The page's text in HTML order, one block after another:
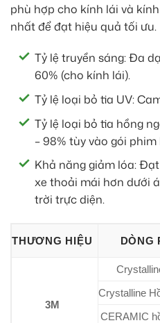
phù hợp cho kính lái và
nhất để đạt hiệu quả tối ưu.
Tỷ lệ truyền sáng: Đa
60% (cho kính lái).
Tỷ lệ loại bỏ tia UV:
Tỷ lệ loại bỏ tia hồng
– 98% tùy vào gói
Khả năng giảm lóa:
xe thoải mái hơn dưới
trời trực diện.
THƯƠNG HIỆU DÒNG
3M
Crystalline
CERAMIC